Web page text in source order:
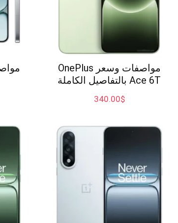
مواصفات وسعر OnePlus
Ace 6T بالتفاصيل الكاملة
$
340.00